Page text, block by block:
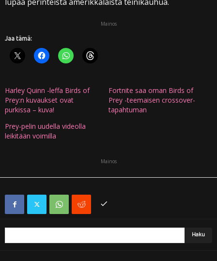
Mainos
Jaa tämä:
Harley Quinn -leffa Birds of
Prey:n kuvaukset ovat
purkissa – kuva!
Fortnite saa oman Birds of
Prey -teemaisen crossover-
tapahtuman
Prey-pelin uudella videolla
leikitään voimilla
Mainos